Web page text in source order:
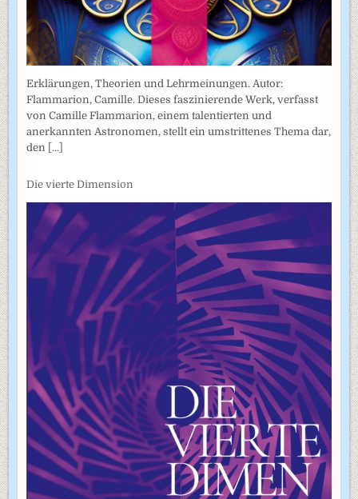
Erklärungen, Theorien und Lehrmeinungen. Autor:
Flammarion, Camille. Dieses faszinierende Werk, verfasst
von Camille Flammarion, einem talentierten und
anerkannten Astronomen, stellt ein umstrittenes Thema dar,
den [...]
Die vierte Dimension